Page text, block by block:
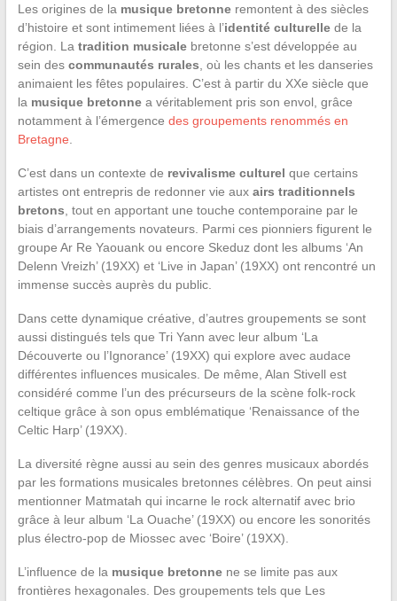
Les origines de la musique bretonneremontent à des siècles
d’histoire et sont intimement liées à l’identité culturellede la
région. La tradition musicalebretonne s’est développée au
sein des communautés rurales , où les chants et les danseries
animaient les fêtes populaires. C’est à partir du XXe siècle que
la musique bretonnea véritablement pris son envol, grâce
notamment à l’émergence des groupements renommés en
Bretagne
C’est dans un contexte de revivalisme culturel que certains
artistes ont entrepris de redonner vie aux airs traditionnels
bretons , tout en apportant une touche contemporaine par le
biais d’arrangements novateurs. Parmi ces pionniers figurent le
groupe Ar Re Yaouank ou encore Skeduz dont les albums ‘An
Delenn Vreizh’ (19XX) et ‘Live in Japan’ (19XX) ont rencontré un
immense succès auprès du public.
Dans cette dynamique créative, d’autres groupements se sont
aussi distingués tels que Tri Yann avec leur album ‘La
Découverte ou l’Ignorance’ (19XX) qui explore avec audace
différentes influences musicales. De même, Alan Stivell est
considéré comme l’un des précurseurs de la scène folk-rock
celtique grâce à son opus emblématique ‘Renaissance of the
Celtic Harp’ (19XX).
La diversité règne aussi au sein des genres musicaux abordés
par les formations musicales bretonnes célèbres. On peut ainsi
mentionner Matmatah qui incarne le rock alternatif avec brio
grâce à leur album ‘La Ouache’ (19XX) ou encore les sonorités
plus électro-pop de Miossec avec ‘Boire’ (19XX).
L’influence de la musique bretonnene se limite pas aux
frontières hexagonales. Des groupements tels que Les